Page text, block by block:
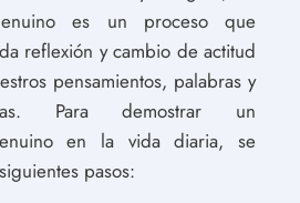
es un proceso que
reflexión y cambio de actitud
pensamientos, palabras y
Para demostrar un
en la vida diaria, se
pasos: